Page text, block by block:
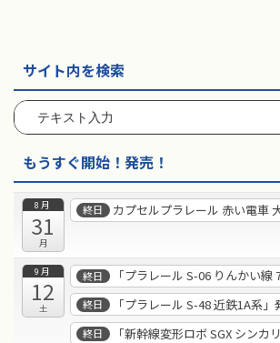
サイト内を検索
もうすぐ開始！発売！
8月
31
月
終日 カプセルプラレール 赤い電車
9月
12
土
終日 「プラレール S-06 りんかい線
終日 「プラレール S-48 近鉄1A系」
終日 「新幹線変形ロボ SGX シンカ